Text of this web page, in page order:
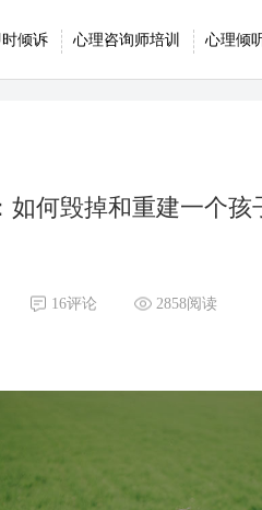
时倾诉 心理咨询师培训 心理倾
何毁掉和重建一个孩
16评论 2858阅读